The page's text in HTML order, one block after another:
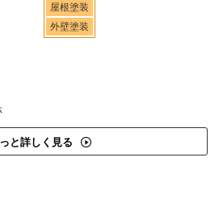
屋根塗装
外壁塗装
と詳しく見る